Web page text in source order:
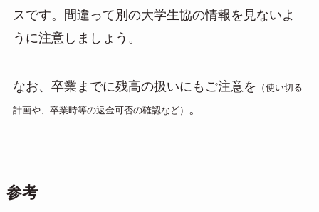
スです。間違って別の大学生協の情報を見ないよ
うに注意しましょう。
なお、卒業までに残高の扱いにもご注意を （使い切る
計画や、卒業時等の返金可否の確認など） 。
参考